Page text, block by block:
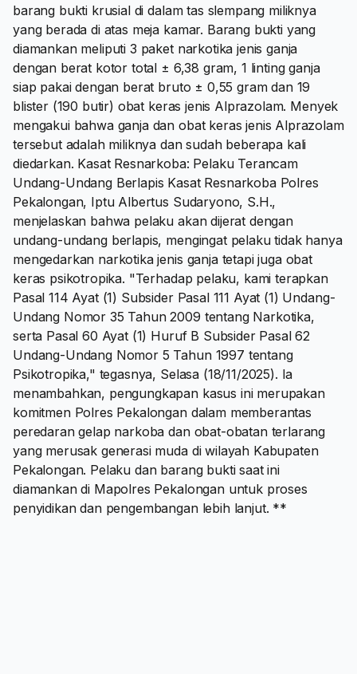
barang bukti krusial di dalam tas slempang miliknya
yang berada di atas meja kamar. Barang bukti yang
diamankan meliputi 3 paket narkotika jenis ganja
dengan berat kotor total ± 6,38 gram, 1 linting ganja
siap pakai dengan berat bruto ± 0,55 gram dan 19
blister (190 butir) obat keras jenis Alprazolam. Menyek
mengakui bahwa ganja dan obat keras jenis Alprazolam
tersebut adalah miliknya dan sudah beberapa kali
diedarkan. Kasat Resnarkoba: Pelaku Terancam
Undang-Undang Berlapis Kasat Resnarkoba Polres
Pekalongan, Iptu Albertus Sudaryono, S.H.,
menjelaskan bahwa pelaku akan dijerat dengan
undang-undang berlapis, mengingat pelaku tidak hanya
mengedarkan narkotika jenis ganja tetapi juga obat
keras psikotropika. "Terhadap pelaku, kami terapkan
Pasal 114 Ayat (1) Subsider Pasal 111 Ayat (1) Undang-
Undang Nomor 35 Tahun 2009 tentang Narkotika,
serta Pasal 60 Ayat (1) Huruf B Subsider Pasal 62
Undang-Undang Nomor 5 Tahun 1997 tentang
Psikotropika," tegasnya, Selasa (18/11/2025). Ia
menambahkan, pengungkapan kasus ini merupakan
komitmen Polres Pekalongan dalam memberantas
peredaran gelap narkoba dan obat-obatan terlarang
yang merusak generasi muda di wilayah Kabupaten
Pekalongan. Pelaku dan barang bukti saat ini
diamankan di Mapolres Pekalongan untuk proses
penyidikan dan pengembangan lebih lanjut. **